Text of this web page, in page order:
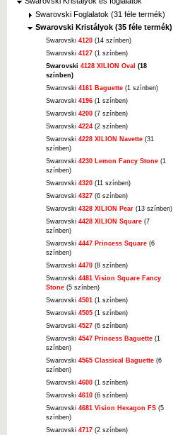
Swarovski Foglalatok (31 féle termék)
Swarovski Kristályok (35 féle termék)
Swarovski 4120 (14 színben)
Swarovski 4127 (1 színben)
Swarovski 4128 XILION Oval (18
színben)
Swarovski 4161 Baguette (1 színben)
Swarovski 4196 (1 színben)
Swarovski 4200 (7 színben)
Swarovski 4224 (2 színben)
Swarovski 4228 XILION Navette (31
színben)
Swarovski 4230 Lemon Fancy Stone (1
színben)
Swarovski 4320 (11 színben)
Swarovski 4327 (6 színben)
Swarovski 4328 XILION Pear (13 színben)
Swarovski 4428 XILION Square (7
színben)
Swarovski 4447 Princess Square (6
színben)
Swarovski 4470 (8 színben)
Swarovski 4481 Vision Square Fancy
Stone (5 színben)
Swarovski 4501 (1 színben)
Swarovski 4505 (1 színben)
Swarovski 4527 (6 színben)
Swarovski 4547 Princess Baguette (1
színben)
Swarovski 4565 Classical Baguette (6
színben)
Swarovski 4600 (1 színben)
Swarovski 4610 (6 színben)
Swarovski 4681 Vision Hexagon FS (5
színben)
Swarovski 4717 (2 színben)